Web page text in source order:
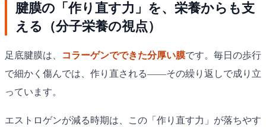
腱膜の「作り直す力」を、栄養からも支
える（分子栄養の視点）
足底腱膜は、 コラーゲンでできた分厚い膜です。毎日の歩行
で細かく傷んでは、作り直される——その繰り返しで成り立
っています。
エストロゲンが減る時期は、この「作り直す力」が落ちやす